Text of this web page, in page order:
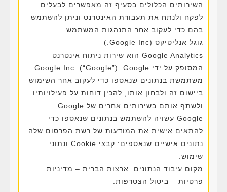
השירותים הכלולים בסעיף זה מאפשרים לבעלים
לפקח ולנתח את תעבורת האינטרנט וניתן להשתמש
בהם כדי לעקוב אחר התנהגות המשתמש.
גוגל אנליטיקס (Google Inc.)
Google Analytics הוא שירות ניתוח אינטרנט
המסופק על ידי Google Inc. (“Google”). Google
משתמשת בנתונים שנאספו כדי לעקוב אחר השימוש
ביישום זה ולבחון אותו, להכין דוחות על פעילויותיו
ולשתף אותם בשירותים אחרים של Google.
Google עשויה להשתמש בנתונים שנאספו כדי
להתאים אישית את המודעות של רשת הפרסום שלה.
נתונים אישיים שנאספים: קבצי Cookie ונתוני
שימוש.
מקום עיבוד הנתונים: ארצות הברית – מדיניות
פרטיות – ביטול הצטרפות.